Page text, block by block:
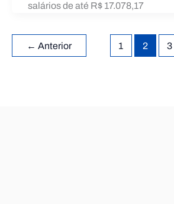
salários de até R$ 17.078,17
← Anterior 1 2 3